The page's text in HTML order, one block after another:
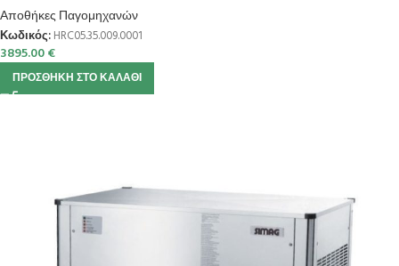
Αποθήκες Παγομηχανών
Κωδικός: HRC05.35.009.0001
3895.00€
ΠΡΟΣΘΉΚΗ ΣΤΟ ΚΑΛΆΘΙ